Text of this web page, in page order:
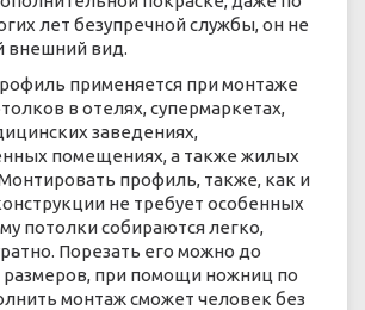
лет безупречной службы, он не
внешний вид.
применяется при монтаже
в отелях, супермаркетах,
заведениях,
помещениях, а также жилых
профиль, также, как и
не требует особенных
потолки собираются легко,
Порезать его можно до
при помощи ножниц по
монтаж сможет человек без